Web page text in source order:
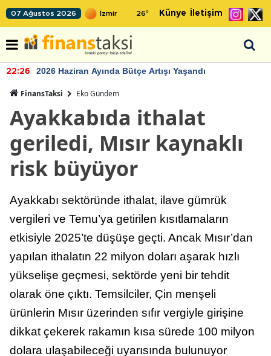
07 Ağustos 2026 26° Künye İletişim
22:26 2026 Haziran Ayında Bütçe Artışı Yaşandı
FinansTaksi Eko Gündem
Ayakkabıda ithalat
geriledi, Mısır kaynaklı
risk büyüyor
Ayakkabı sektöründe ithalat, ilave gümrük
vergileri ve Temu’ya getirilen kısıtlamaların
etkisiyle 2025’te düşüşe geçti. Ancak Mısır’dan
yapılan ithalatın 22 milyon doları aşarak hızlı
yükselişe geçmesi, sektörde yeni bir tehdit
olarak öne çıktı. Temsilciler, Çin menşeli
ürünlerin Mısır üzerinden sıfır vergiyle girişine
dikkat çekerek rakamın kısa sürede 100 milyon
dolara ulaşabileceği uyarısında bulunuyor